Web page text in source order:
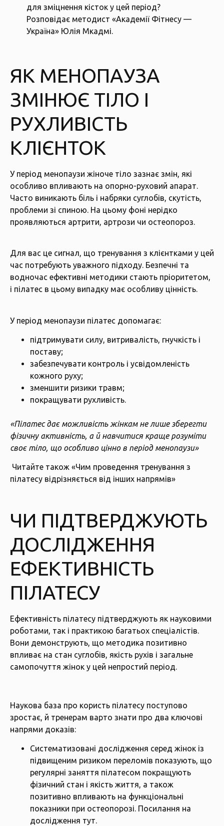
для зміцнення кісток у цей період?
Розповідає методист «Академії Фітнесу —
Україна» Юлія Мкадмі.
ЯК МЕНОПАУЗА
ЗМІНЮЄ ТІЛО І
РУХЛИВІСТЬ
КЛІЄНТОК
У період менопаузи жіноче тіло зазнає змін, які
особливо впливають на опорно-руховий апарат.
Часто виникають біль і набряки суглобів, скутість,
проблеми зі спиною. На цьому фоні нерідко
проявляються артрити, артрози чи остеопороз.
Для вас це сигнал, що тренування з клієнтками у цей
час потребують уважного підходу. Безпечні та
водночас ефективні методики стають пріоритетом,
і пілатес в цьому випадку має особливу цінність.
У період менопаузи пілатес допомагає:
підтримувати силу, витривалість, гнучкість і
поставу;
забезпечувати контроль і усвідомленість
кожного руху;
зменшити ризики травм;
покращувати рухливість.
«Пілатес дає можливість жінкам не лише зберегти
фізичну активність, а й навчитися краще розуміти
своє тіло, що особливо цінно в період менопаузи»
Читайте також «Чим проведення тренування з
пілатесу відрізняється від інших напрямів»
ЧИ ПІДТВЕРДЖУЮТЬ
ДОСЛІДЖЕННЯ
ЕФЕКТИВНІСТЬ
ПІЛАТЕСУ
Ефективність пілатесу підтверджують як науковими
роботами, так і практикою багатьох спеціалістів.
Вони демонструють, що методика позитивно
впливає на стан суглобів, якість рухів і загальне
самопочуття жінок у цей непростий період.
Наукова база про користь пілатесу поступово
зростає, й тренерам варто знати про два ключові
напрями доказів:
Систематизовані дослідження серед жінок із
підвищеним ризиком переломів показують, що
регулярні заняття пілатесом покращують
фізичний стан і якість життя, а також
позитивно впливають на функціональні
показники при остеопорозі. Посилання на
дослідження тут.